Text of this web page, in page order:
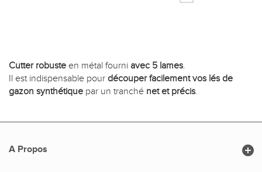
Cutter robuste en métal fourni avec 5 lames.
Il est indispensable pour découper facilement vos lés de
gazon synthétique par un tranché net et précis.
A Propos 